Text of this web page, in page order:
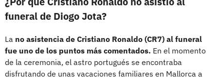
funeral de Diogo Jota?
La no asistencia de Cristiano Ronaldo (CR7) al funeral
fue uno de los puntos más comentados. En el momento
de la ceremonia, el astro portugués se encontraba
disfrutando de unas vacaciones familiares en Mallorca a